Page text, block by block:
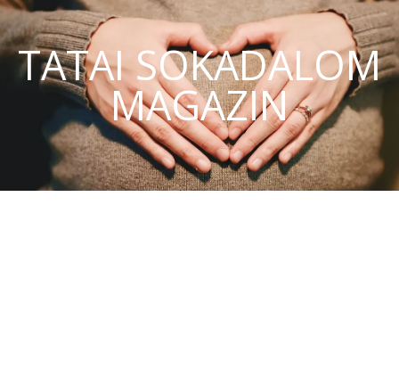
TATAI SOKADALOM
MAGAZIN